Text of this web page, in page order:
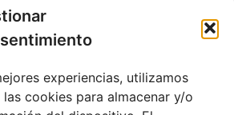
experiencias, utilizamos
cookies para almacenar y/o